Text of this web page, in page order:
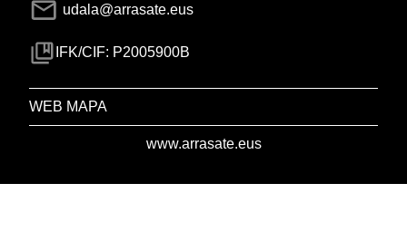
udala@arrasate.eus
IFK/CIF: P2005900B
WEB MAPA
www.arrasate.eus